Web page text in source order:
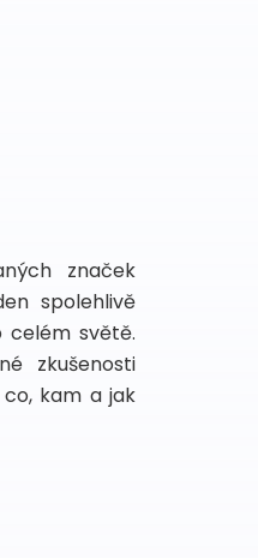
značek
spolehlivě
celém světě.
zkušenosti
kam a jak